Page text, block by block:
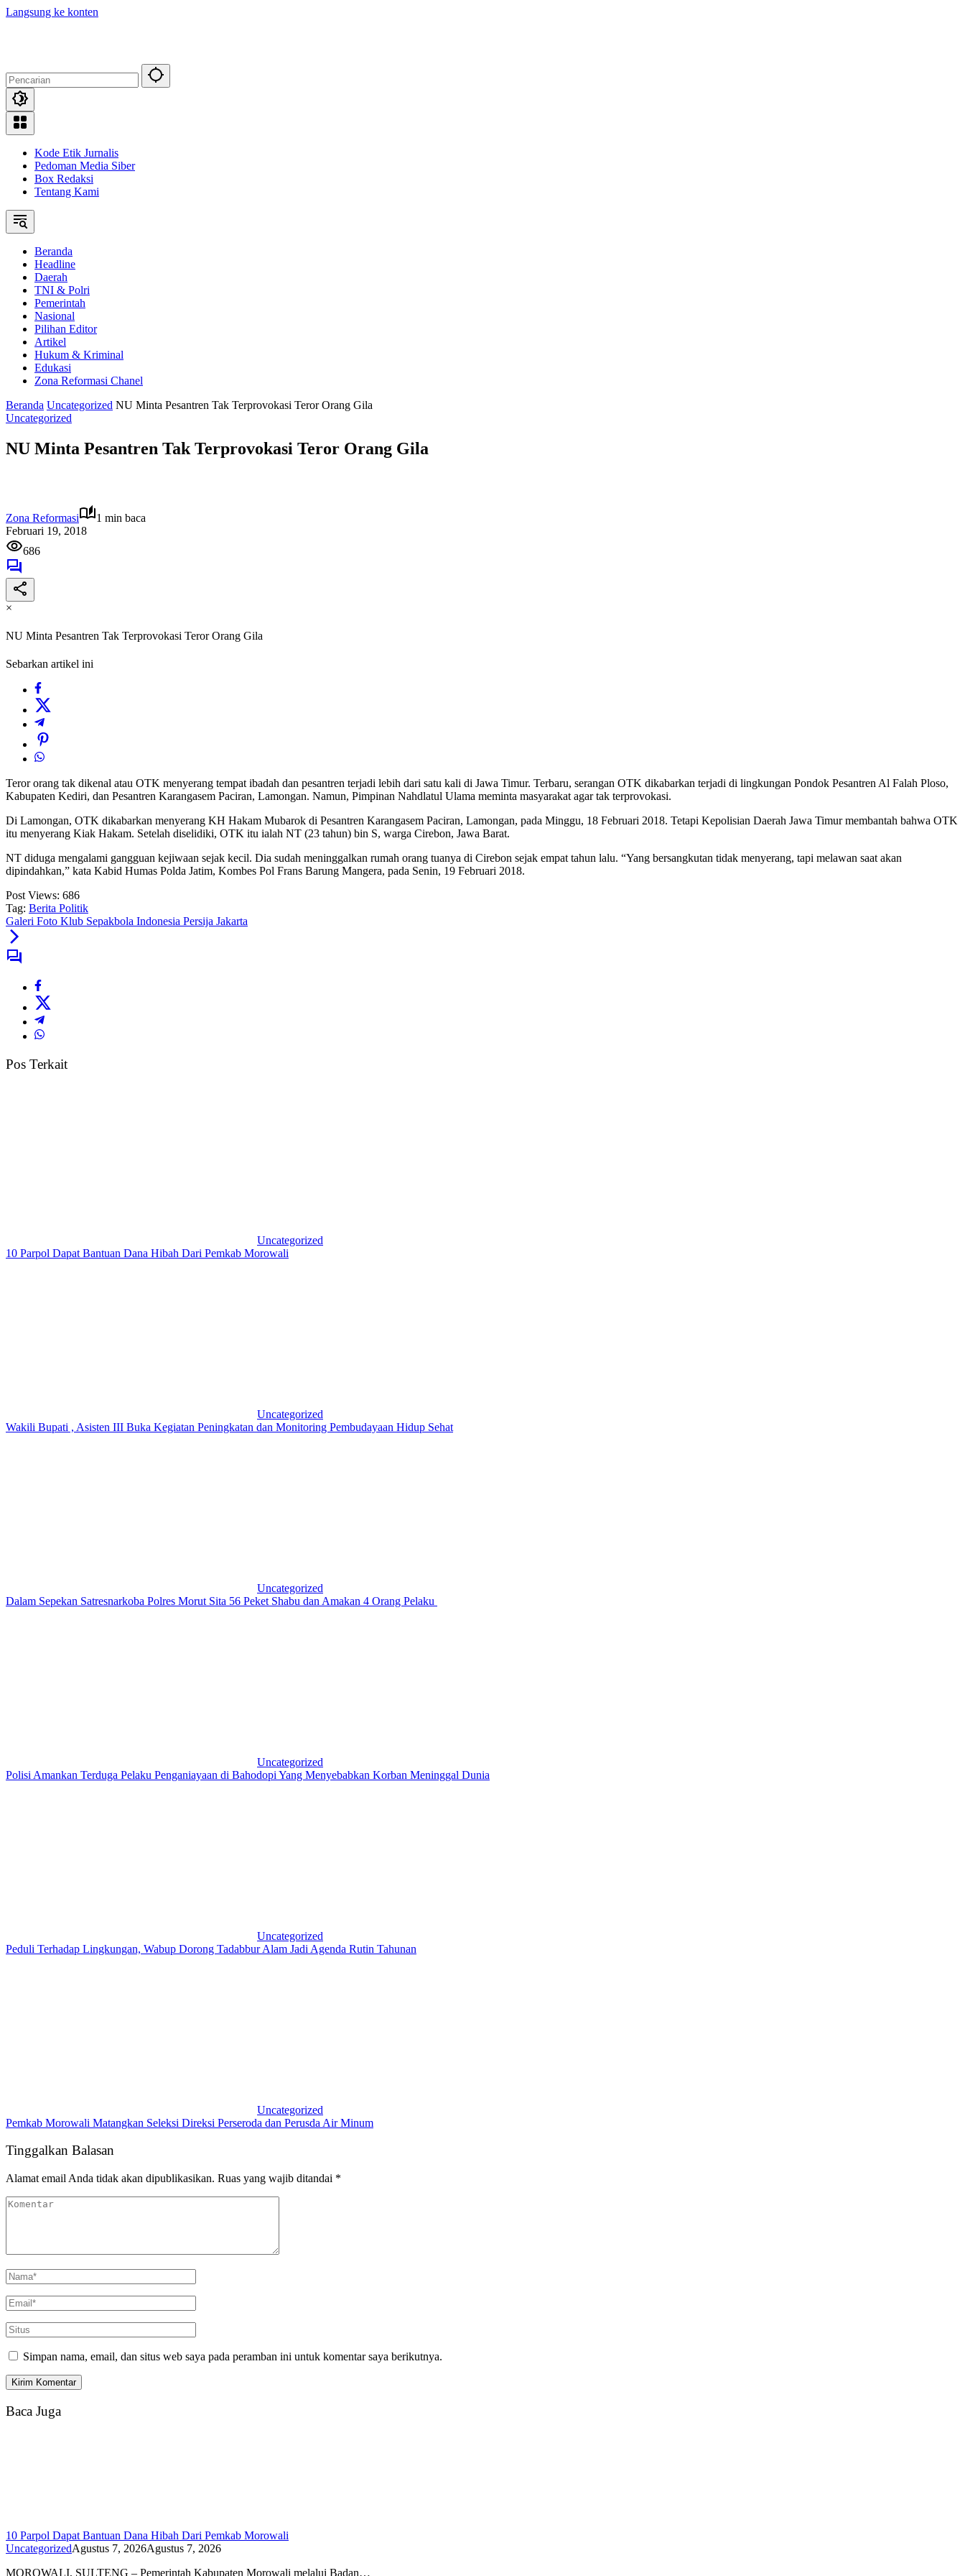
Langsung ke konten
Kode Etik Jurnalis
Pedoman Media Siber
Box Redaksi
Tentang Kami
Beranda
Headline
Daerah
TNI & Polri
Pemerintah
Nasional
Pilihan Editor
Artikel
Hukum & Kriminal
Edukasi
Zona Reformasi Chanel
Beranda Uncategorized NU Minta Pesantren Tak Terprovokasi Teror Orang Gila
Uncategorized
NU Minta Pesantren Tak Terprovokasi Teror Orang Gila
Zona Reformasi
1 min baca
Februari 19, 2018
686
×
NU Minta Pesantren Tak Terprovokasi Teror Orang Gila
Sebarkan artikel ini
Teror orang tak dikenal atau OTK menyerang tempat ibadah dan pesantren terjadi lebih dari satu kali di Jawa Timur. Terbaru, serangan OTK dikabarkan terjadi di lingkungan Pondok Pesantren Al Falah Ploso,
Kabupaten Kediri, dan Pesantren Karangasem Paciran, Lamongan. Namun, Pimpinan Nahdlatul Ulama meminta masyarakat agar tak terprovokasi.
Di Lamongan, OTK dikabarkan menyerang KH Hakam Mubarok di Pesantren Karangasem Paciran, Lamongan, pada Minggu, 18 Februari 2018. Tetapi Kepolisian Daerah Jawa Timur membantah bahwa OTK
itu menyerang Kiak Hakam. Setelah diselidiki, OTK itu ialah NT (23 tahun) bin S, warga Cirebon, Jawa Barat.
NT diduga mengalami gangguan kejiwaan sejak kecil. Dia sudah meninggalkan rumah orang tuanya di Cirebon sejak empat tahun lalu. “Yang bersangkutan tidak menyerang, tapi melawan saat akan
dipindahkan,” kata Kabid Humas Polda Jatim, Kombes Pol Frans Barung Mangera, pada Senin, 19 Februari 2018.
Post Views: 686
Tag: Berita Politik
Galeri Foto Klub Sepakbola Indonesia Persija Jakarta
Pos Terkait
Uncategorized
10 Parpol Dapat Bantuan Dana Hibah Dari Pemkab Morowali
Uncategorized
Wakili Bupati , Asisten III Buka Kegiatan Peningkatan dan Monitoring Pembudayaan Hidup Sehat
Uncategorized
Dalam Sepekan Satresnarkoba Polres Morut Sita 56 Peket Shabu dan Amakan 4 Orang Pelaku
Uncategorized
Polisi Amankan Terduga Pelaku Penganiayaan di Bahodopi Yang Menyebabkan Korban Meninggal Dunia
Uncategorized
Peduli Terhadap Lingkungan, Wabup Dorong Tadabbur Alam Jadi Agenda Rutin Tahunan
Uncategorized
Pemkab Morowali Matangkan Seleksi Direksi Perseroda dan Perusda Air Minum
Tinggalkan Balasan
Alamat email Anda tidak akan dipublikasikan. Ruas yang wajib ditandai *
Simpan nama, email, dan situs web saya pada peramban ini untuk komentar saya berikutnya.
Baca Juga
10 Parpol Dapat Bantuan Dana Hibah Dari Pemkab Morowali
UncategorizedAgustus 7, 2026Agustus 7, 2026
MOROWALI, SULTENG – Pemerintah Kabupaten Morowali melalui Badan…